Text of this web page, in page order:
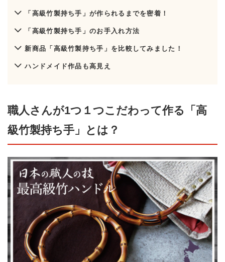
「高級竹製持ち手」が作られるまでを密着！
「高級竹製持ち手」のお手入れ方法
新商品「高級竹製持ち手」を比較してみました！
ハンドメイド作品も高見え
職人さんが1つ１つこだわって作る「高
級竹製持ち手」とは？